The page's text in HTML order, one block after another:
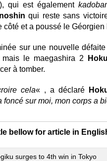
qui est également
qui reste sans
et a poussé le Géorgien
sur une nouvelle défaite
mais le maegashira 2
à tomber.
cela« , a déclaré
foncé sur moi, mon corps a
bellow for article in
surges to 4th win in Tokyo